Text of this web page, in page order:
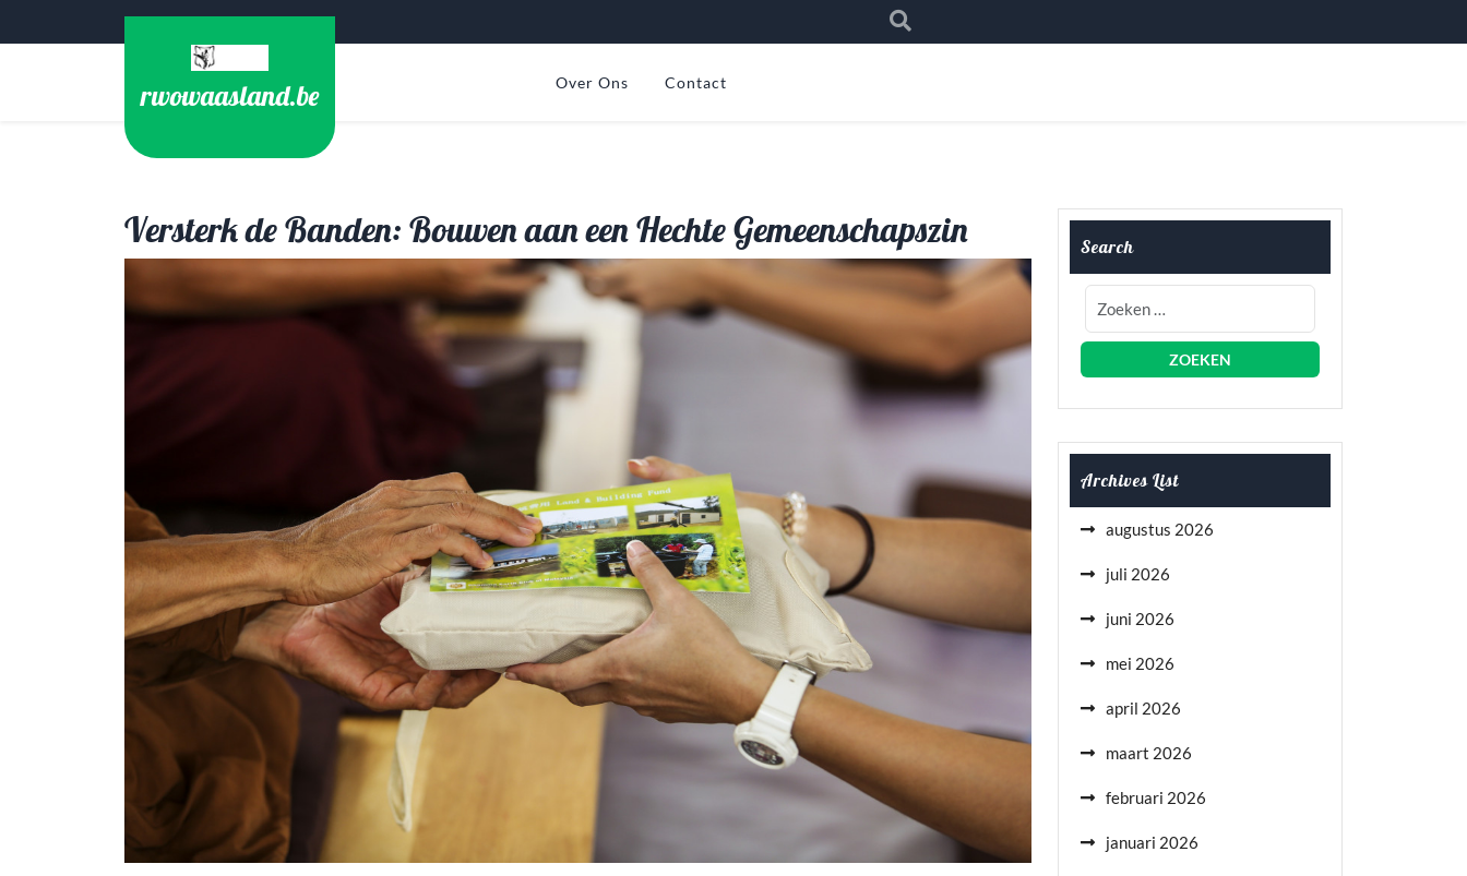
rwowaasland.be Over Ons Contact
Versterk de Banden: Bouwen aan een Hechte Gemeenschapszin Search
Archives List
augustus 2026
juli 2026
juni 2026
mei 2026
april 2026
maart 2026
februari 2026
januari 2026